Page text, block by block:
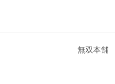
無双本舗